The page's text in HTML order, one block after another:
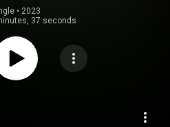
• 2023
37 seconds